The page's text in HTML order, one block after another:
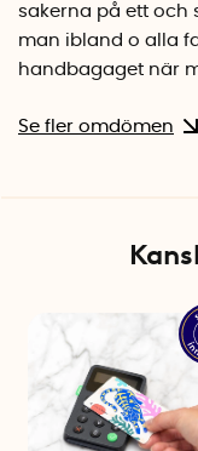
sakerna på ett och
man ibland o alla
handbagaget när
Se fler omdömen